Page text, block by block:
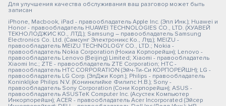
Для улучшения качества обслуживания ваш разговор может быть
записан
iPhone, Macbook, iPad - правообладатель Apple Inc. (Эпл Инк.); Huawei и
Honor - правообладатель HUAWEI TECHNOLOGIES CO., LTD. (ХУАВЕЙ
ТЕКНОЛОДЖИС КО., ЛТД.); Samsung – правообладатель Samsung
Electronics Co. Ltd. (Самсунг Электроникс Ко., Лтд.); MEIZU -
правообладатель MEIZU TECHNOLOGY CO., LTD.; Nokia -
правообладатель Nokia Corporation (Нокиа Корпорейшн); Lenovo -
правообладатель Lenovo (Beijing) Limited; Xiaomi - правообладатель
Xiaomi Inc.; ZTE - правообладатель ZTE Corporation; HTC -
правообладатель HTC CORPORATION (Эйч-Ти-Си КОРПОРЕЙШН); LG -
правообладатель LG Corp. (ЭлДжи Корп.); Philips - правообладатель
Koninklijke Philips N.V. (Конинклийке Филипс Н.В.); Sony -
правообладатель Sony Corporation (Сони Корпорейшн); ASUS -
правообладатель ASUSTeK Computer Inc. (Асустек Компьютер
Инкорпорейшн); ACER - правообладатель Acer Incorporated (Эйсер